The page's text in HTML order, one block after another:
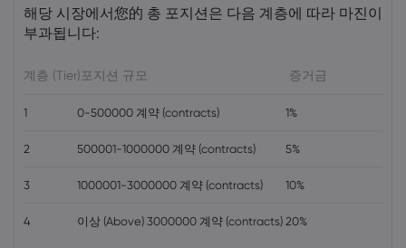
23,500 부근에서 고전하는 이유 |
해당 시장에서您的 총 포지션은 다음 계층에 따라 마진이
부과됩니다:
계층 (Tier)포지션 규모 증거금
1 0-500000 계약 (contracts) 1%
2 500001-1000000 계약 (contracts) 5%
3 1000001-3000000 계약 (contracts) 10%
4 이상 (Above) 3000000 계약 (contracts) 20%